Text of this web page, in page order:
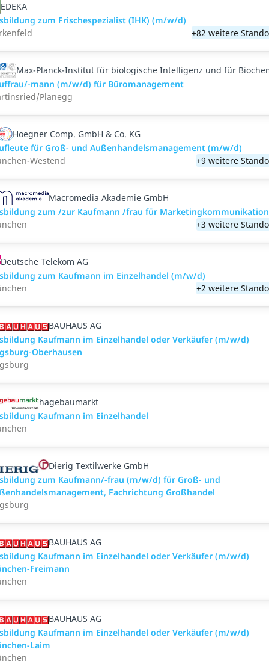
EDEKA
zum Frischespezialist (IHK) (m/w/d)
+82 weitere
Max-Planck-Institut für biologische Intelligenz und für
mann (m/w/d) für Büromanagement
Planegg
Hoegner Comp. GmbH & Co. KG
für Groß- und Außenhandelsmanagement (m/w/d)
Westend
+9 weitere
Macromedia Akademie GmbH
zum /zur Kaufmann /frau für Marketingkommunikation
+3 weitere
Deutsche Telekom AG
zum Kaufmann im Einzelhandel (m/w/d)
+2 weitere
BAUHAUS AG
Kaufmann im Einzelhandel oder Verkäufer (m/w/d)
Oberhausen
hagebaumarkt
Kaufmann im Einzelhandel
Dierig Textilwerke GmbH
zum Kaufmann/-frau (m/w/d) für Groß- und
Fachrichtung Großhandel
BAUHAUS AG
Kaufmann im Einzelhandel oder Verkäufer (m/w/d)
Freimann
BAUHAUS AG
Kaufmann im Einzelhandel oder Verkäufer (m/w/d)
Laim